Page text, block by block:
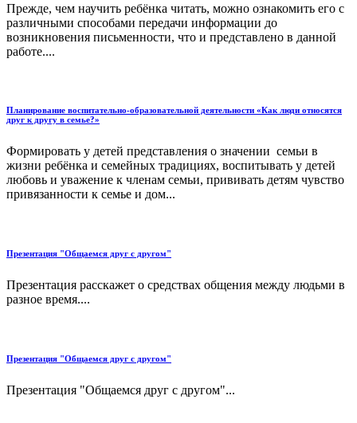
Прежде, чем научить ребёнка читать, можно ознакомить его с
различными способами передачи информации до
возникновения письменности, что и представлено в данной
работе....
Планирование воспитательно-образовательной деятельности «Как люди относятся
друг к другу в семье?»
Формировать у детей представления о значении семьи в
жизни ребёнка и семейных традициях, воспитывать у детей
любовь и уважение к членам семьи, прививать детям чувство
привязанности к семье и дом...
Презентация "Общаемся друг с другом"
Презентация расскажет о средствах общения между людьми в
разное время....
Презентация "Общаемся друг с другом"
Презентация "Общаемся друг с другом"...